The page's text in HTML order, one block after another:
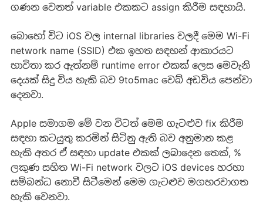
ගණන වෙනත් variable එකකට assign කිරීම සඳහායි.
බොහෝ විට iOS වල internal libraries වලදී මෙම Wi-Fi
network name (SSID) එක ඉහත සඳහන් ආකාරයට
භාවිතා කර ඇත්නම් runtime error එකක් ලෙස මෙවැනි
දෙයක් සිදු විය හැකි බව 9to5mac වෙබ් අඩවිය පෙන්වා
දෙනවා.
Apple සමාගම මේ වන විටත් මෙම ගැටළුව fix කිරීම
සඳහා කටයුතු කරමින් සිටිනු ඇති බව අනුමාන කළ
හැකි අතර ඒ සඳහා update එකක් ලබාදෙන තෙක්, %
ලකුණ සහිත Wi-Fi network වලට iOS devices හරහා
සම්බන්ධ නොවී සිටීමෙන් මෙම ගැටළුව මගහරවාගත
හැකි වෙනවා.